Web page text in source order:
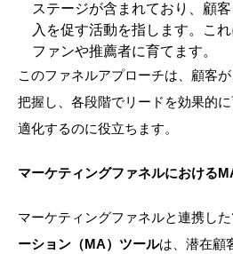
ステージが含まれており、顧
入を促す活動を指します。こ
ファンや推薦者に育てます。
このファネルアプローチは、顧客
把握し、各段階でリードを効果的
適化するのに役立ちます。
マーケティングファネルにおける
マーケティングファネルと連携した
ーション（MA）ツールは、潜在顧